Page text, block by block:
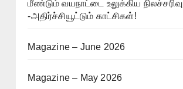
மீண்டும் வயநாட்டை உலுக்கிய நிலச்சரிவு
-அதிர்ச்சியூட்டும் காட்சிகள்!
Magazine – June 2026
Magazine – May 2026